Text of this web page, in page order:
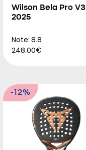
Wilson Bela Pro V3
2025
Note: 8.8
248.00€
-12%